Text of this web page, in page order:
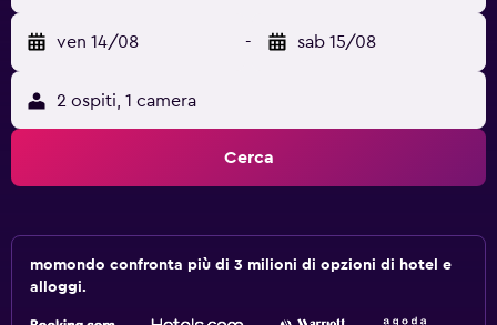
ven 14/08 - sab 15/08
2 ospiti, 1 camera
Cerca
momondo confronta più di 3 milioni di opzioni di hotel e
alloggi.